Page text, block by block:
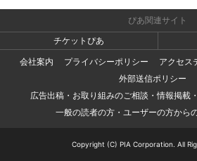
ぴあ関連サイト
チケットぴあ
会社案内
プライバシーポリシー
アクセス
外部送信ポリシー
広告出稿・お取り組みのご相談・情報掲載
一般の読者の方・ユーザーの方から
Copyright (C) PIA Corporation. All